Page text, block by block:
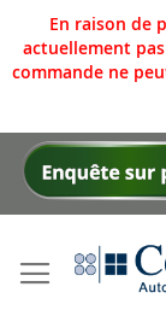
En raison de
actuellement
commande ne
Allez